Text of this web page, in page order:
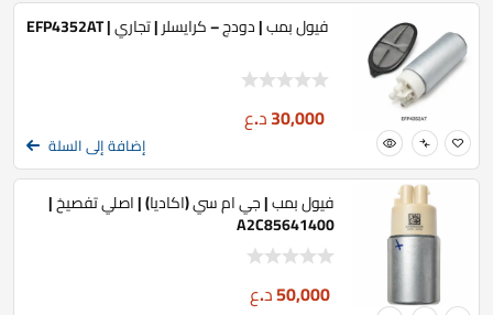
فيول بمب | دودج – كرايسلر | تجاري | EFP4352AT
30,000د.ع
إضافة إلى السلة
فيول بمب | جي ام سي (اكاديا) | اصلي تفصيخ |
A2C85641400
50,000د.ع